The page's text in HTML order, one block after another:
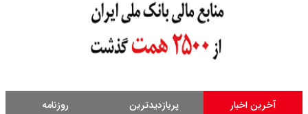
آخرین اخبار پربازدیدترین روزنامه